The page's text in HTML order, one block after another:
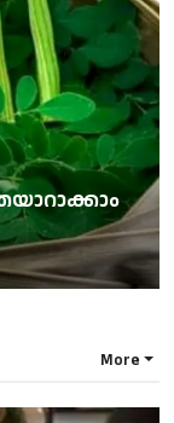
More